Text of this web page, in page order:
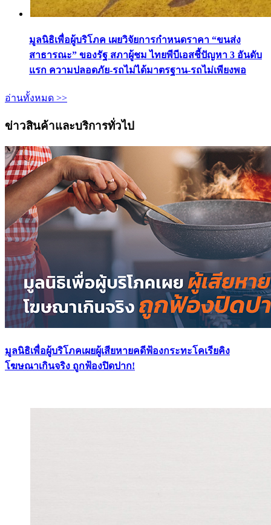
มูลนิธิเพื่อผู้บริโภค เผยวิจัยการกำหนดราคา “ขนส่ง
สาธารณะ” ของรัฐ สภาผู้ชม ไทยพีบีเอสชี้ปัญหา 3 อันดับ
แรก ความปลอดภัย-รถไม่ได้มาตรฐาน-รถไม่เพียงพอ
อ่านทั้งหมด >>
ข่าวสินค้าและบริการทั่วไป
มูลนิธิเพื่อผู้บริโภคเผยผู้เสียหายคดีฟ้องกระทะโคเรียคิง
โฆษณาเกินจริง ถูกฟ้องปิดปาก!